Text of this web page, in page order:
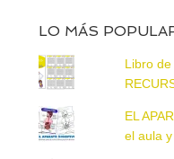
LO MÁS
Libro de
EL
el aula